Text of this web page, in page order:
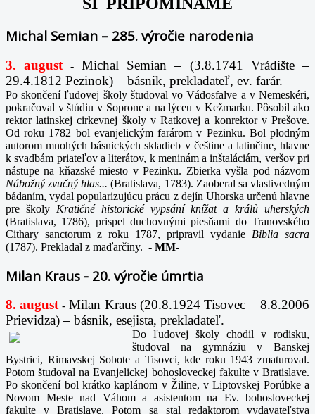
SI PRIPOMÍNAME
Michal Semian – 285. výročie narodenia
3. august -Michal Semian – (3.8.1741 Vrádište –
29.4.1812 Pezinok) – básnik, prekladateľ, ev. farár.
Po skončení ľudovej školy študoval vo Vádosfalve a v Nemeskéri,
pokračoval v štúdiu v Soprone a na lýceu v Kežmarku. Pôsobil ako
rektor latinskej cirkevnej školy v Ratkovej a konrektor v Prešove.
Od roku 1782 bol evanjelickým farárom v Pezinku. Bol plodným
autorom mnohých básnických skladieb v češtine a latinčine, hlavne
k svadbám priateľov a literátov, k meninám a inštaláciám, veršov pri
nástupe na kňazské miesto v Pezinku. Zbierka vyšla pod názvom
Nábožný zvučný hlas...(Bratislava, 1783). Zaoberal sa vlastivedným
bádaním, vydal popularizujúcu prácu z dejín Uhorska určenú hlavne
pre školy Kratičné historické vypsání knížat a králů uherských
(Bratislava, 1786), prispel duchovnými piesňami do Tranovského
Cithary sanctorum z roku 1787, pripravil vydanie Biblia sacra
(1787). Prekladal z maďarčiny. - MM-
Milan Kraus - 20. výročie úmrtia
8. august -Milan Kraus (20.8.1924 Tisovec – 8.8.2006
Prievidza) – básnik, esejista, prekladateľ.
Do ľudovej školy chodil v rodisku,
študoval na gymnáziu v Banskej
Bystrici, Rimavskej Sobote a Tisovci, kde roku 1943 zmaturoval.
Potom študoval na Evanjelickej bohosloveckej fakulte v Bratislave.
Po skončení bol krátko kaplánom v Žiline, v Liptovskej Porúbke a
Novom Meste nad Váhom a asistentom na Ev. bohosloveckej
fakulte v Bratislave. Potom sa stal redaktorom vydavateľstva